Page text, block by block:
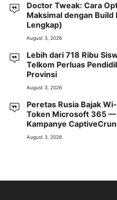
Doctor Tweak: Cara
Maksimal dengan Build
Lengkap)
August 3, 2026
Lebih dari 718 Ribu
Telkom Perluas
Provinsi
August 3, 2026
Peretas Rusia Bajak
Token Microsoft 365
Kampanye
August 3, 2026